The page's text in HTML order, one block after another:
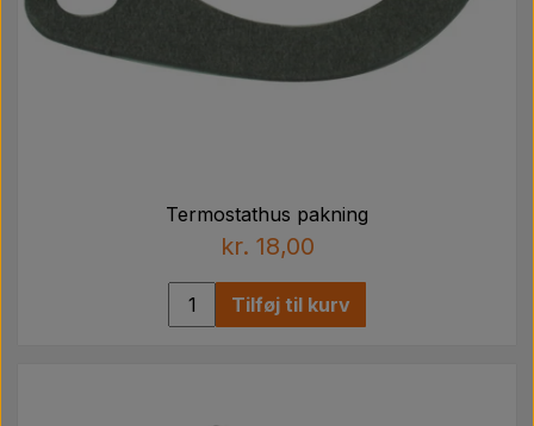
Termostathus pakning
kr. 18,00
Tilføj til kurv